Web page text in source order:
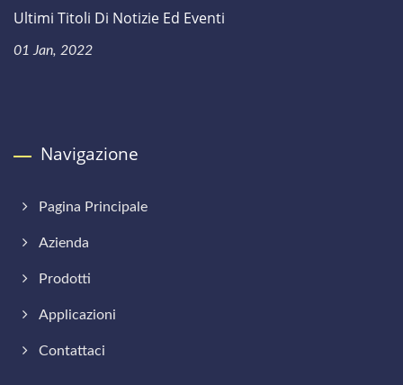
Ultimi Titoli Di Notizie Ed Eventi
01 Jan, 2022
Navigazione
Pagina Principale
Azienda
Prodotti
Applicazioni
Contattaci